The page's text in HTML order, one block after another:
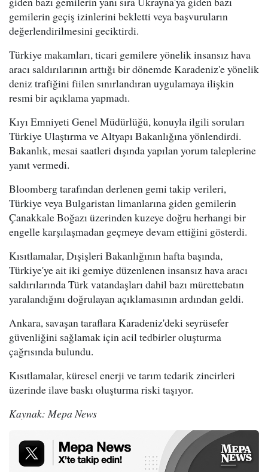
gemilerin geçiş izinlerini bekletti veya başvuruların
değerlendirilmesini geciktirdi.
Türkiye makamları, ticari gemilere yönelik insansız hava
aracı saldırılarının arttığı bir dönemde Karadeniz'e yönelik
deniz trafiğini fiilen sınırlandıran uygulamaya ilişkin
resmi bir açıklama yapmadı.
Kıyı Emniyeti Genel Müdürlüğü, konuyla ilgili soruları
Türkiye Ulaştırma ve Altyapı Bakanlığına yönlendirdi.
Bakanlık, mesai saatleri dışında yapılan yorum taleplerine
yanıt vermedi.
Bloomberg tarafından derlenen gemi takip verileri,
Türkiye veya Bulgaristan limanlarına giden gemilerin
Çanakkale Boğazı üzerinden kuzeye doğru herhangi bir
engelle karşılaşmadan geçmeye devam ettiğini gösterdi.
Kısıtlamalar, Dışişleri Bakanlığının hafta başında,
Türkiye'ye ait iki gemiye düzenlenen insansız hava aracı
saldırılarında Türk vatandaşları dahil bazı mürettebatın
yaralandığını doğrulayan açıklamasının ardından geldi.
Ankara, savaşan taraflara Karadeniz'deki seyrüsefer
güvenliğini sağlamak için acil tedbirler oluşturma
çağrısında bulundu.
Kısıtlamalar, küresel enerji ve tarım tedarik zincirleri
üzerinde ilave baskı oluşturma riski taşıyor.
Kaynak: Mepa News